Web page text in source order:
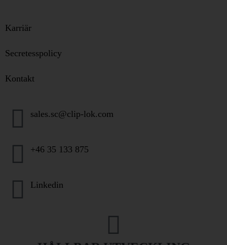
Karriär
Secretesspolicy
Kontakt
sales.sc@clip-lok.com
+46 35 133 875
Linkedin